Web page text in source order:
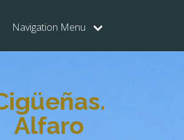
Navigation Menu
Alfaro